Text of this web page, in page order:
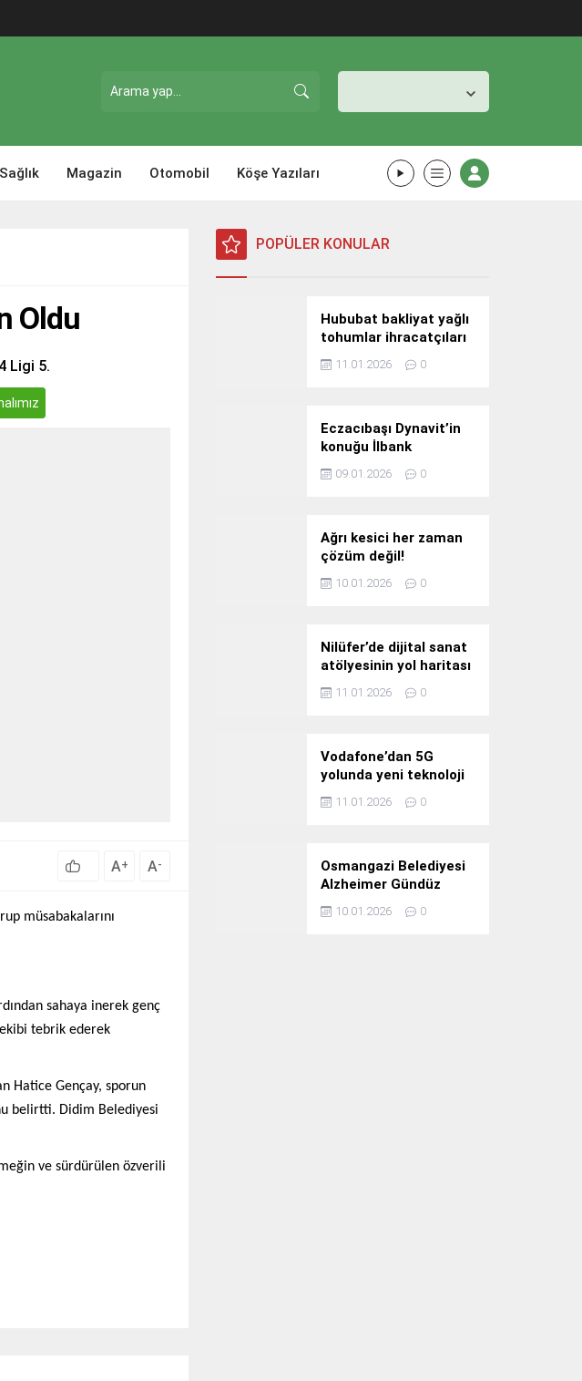
Sağlık Magazin Otomobil Köşe Yazıları
Oldu
Ligi 5.
A+ A-
müsabakalarını
sahaya inerek genç
tebrik ederek
Hatice Gençay, sporun
belirtti. Didim Belediyesi
ve sürdürülen özverili
POPÜLER KONULAR
Hububat bakliyat yağlı
tohumlar ihracatçıları
Güney Kore yolcusu
11.01.2026 0
Eczacıbaşı Dynavit’in
konuğu İlbank
09.01.2026 0
Ağrı kesici her zaman
çözüm değil!
10.01.2026 0
Nilüfer’de dijital sanat
atölyesinin yol haritası
konuşuldu
11.01.2026 0
Vodafone’dan 5G
yolunda yeni teknoloji
yatırımı
11.01.2026 0
Osmangazi Belediyesi
Alzheimer Gündüz
Bakım Evi 3. Yılını
Kutladı
10.01.2026 0